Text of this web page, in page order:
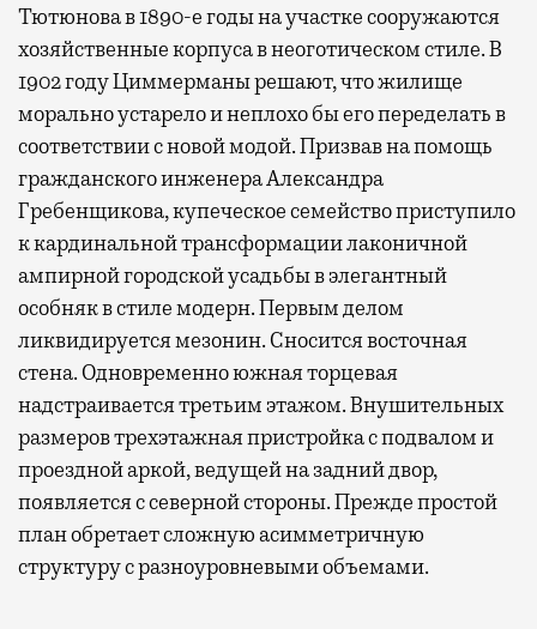
Тютюнова в 1890-е годы на участке сооружаются
хозяйственные корпуса в неоготическом стиле. В
1902 году Циммерманы решают, что жилище
морально устарело и неплохо бы его переделать в
соответствии с новой модой. Призвав на помощь
гражданского инженера Александра
Гребенщикова, купеческое семейство приступило
к кардинальной трансформации лаконичной
ампирной городской усадьбы в элегантный
особняк в стиле модерн. Первым делом
ликвидируется мезонин. Сносится восточная
стена. Одновременно южная торцевая
надстраивается третьим этажом. Внушительных
размеров трехэтажная пристройка с подвалом и
проездной аркой, ведущей на задний двор,
появляется с северной стороны. Прежде простой
план обретает сложную асимметричную
структуру с разноуровневыми объемами.